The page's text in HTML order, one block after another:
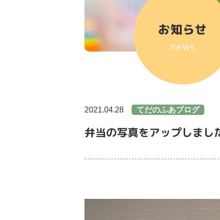
お知らせ
news
2021.04.28 てだのふあブログ
弁当の写真をアップしまし